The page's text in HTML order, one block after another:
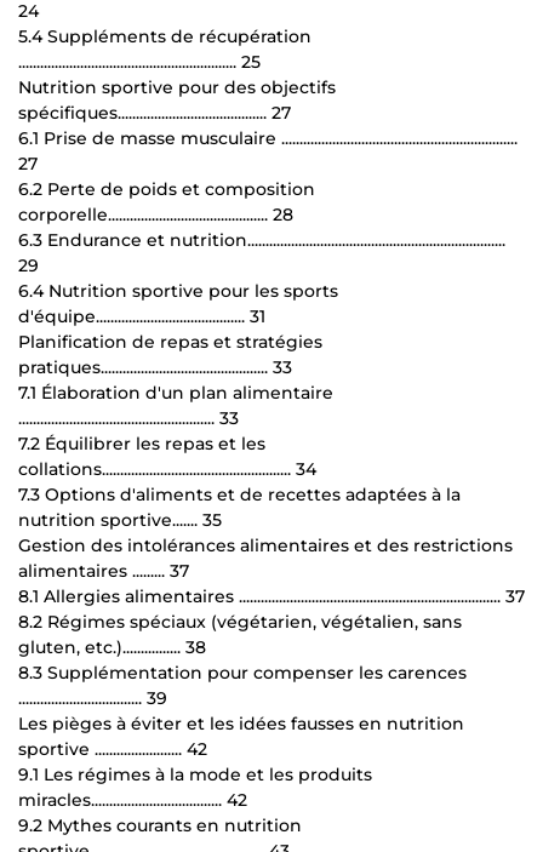
24
5.4 Suppléments de récupération
............................................................ 25
Nutrition sportive pour des objectifs
spécifiques......................................... 27
6.1 Prise de masse musculaire .................................................................
27
6.2 Perte de poids et composition
corporelle............................................ 28
6.3 Endurance et nutrition.......................................................................
29
6.4 Nutrition sportive pour les sports
d'équipe......................................... 31
Planification de repas et stratégies
pratiques.............................................. 33
7.1 Élaboration d'un plan alimentaire
...................................................... 33
7.2 Équilibrer les repas et les
collations.................................................... 34
7.3 Options d'aliments et de recettes adaptées à la
nutrition sportive....... 35
Gestion des intolérances alimentaires et des restrictions
alimentaires ......... 37
8.1 Allergies alimentaires ........................................................................ 37
8.2 Régimes spéciaux (végétarien, végétalien, sans
gluten, etc.)................ 38
8.3 Supplémentation pour compenser les carences
.................................. 39
Les pièges à éviter et les idées fausses en nutrition
sportive ........................ 42
9.1 Les régimes à la mode et les produits
miracles.................................... 42
9.2 Mythes courants en nutrition